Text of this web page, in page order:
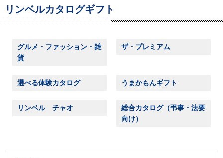
リンベルカタログギフト
グルメ・ファッション・雑
貨
ザ・プレミアム
選べる体験カタログ うまかもんギフト
リンベル チャオ
総合カタログ（弔事・法要
向け）